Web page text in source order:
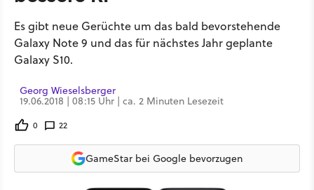
Es gibt neue Gerüchte um das bald bevorstehende
Galaxy Note 9 und das für nächstes Jahr geplante
Galaxy S10.
Georg Wieselsberger
19.06.2018 | 08:15 Uhr | ca. 2 Minuten Lesezeit
0 22
GameStar bei Google bevorzugen